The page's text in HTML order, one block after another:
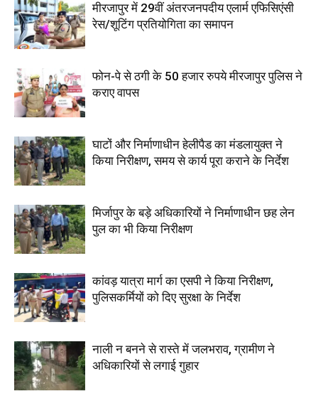
मीरजापुर में 29वीं अंतरजनपदीय एलार्म एफिसिएंसी
रेस/शूटिंग प्रतियोगिता का समापन
फोन-पे से ठगी के 50 हजार रुपये मीरजापुर पुलिस ने
कराए वापस
घाटों और निर्माणाधीन हेलीपैड का मंडलायुक्त ने
किया निरीक्षण, समय से कार्य पूरा कराने के निर्देश
मिर्जापुर के बड़े अधिकारियों ने निर्माणाधीन छह लेन
पुल का भी किया निरीक्षण
कांवड़ यात्रा मार्ग का एसपी ने किया निरीक्षण,
पुलिसकर्मियों को दिए सुरक्षा के निर्देश
नाली न बनने से रास्ते में जलभराव, ग्रामीण ने
अधिकारियों से लगाई गुहार